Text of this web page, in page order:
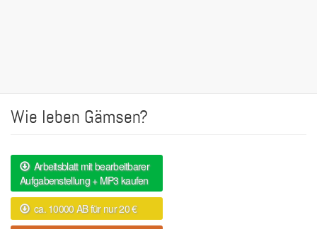
Wie leben Gämsen?
Arbeitsblatt mit bearbeitbarer
Aufgabenstellung + MP3 kaufen
ca. 10000 AB für nur 20 €